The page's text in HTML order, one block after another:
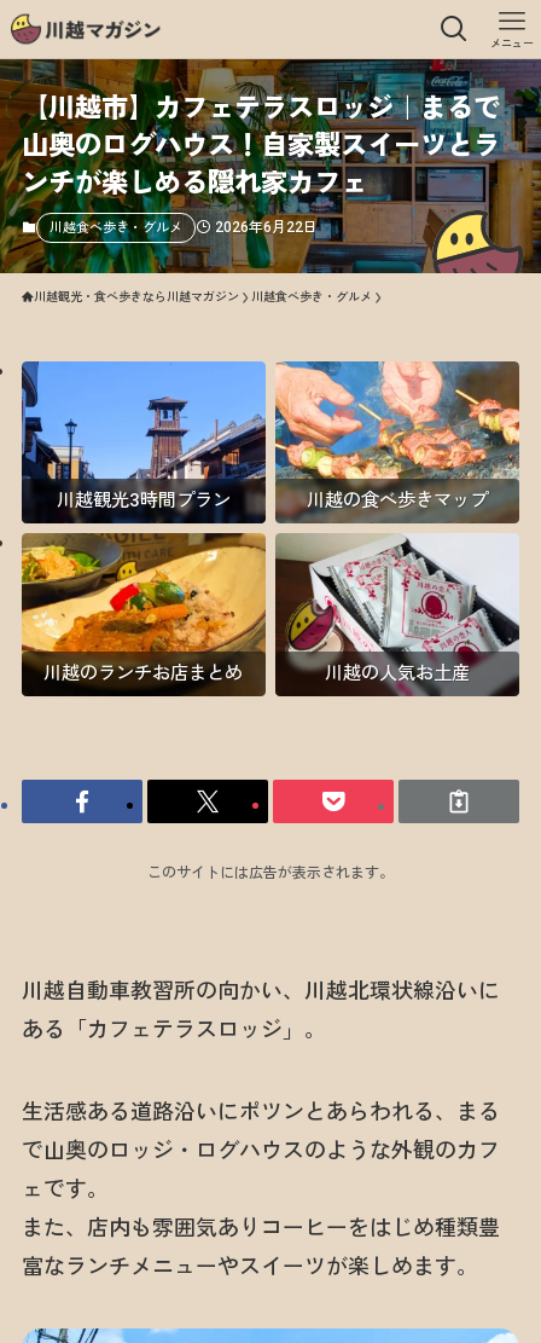
メニュー
【川越市】カフェテラスロッジ｜まるで
山奥のログハウス！自家製スイーツとラ
ンチが楽しめる隠れ家カフェ
川越食べ歩き・グルメ 2026年6月22日
川越観光・食べ歩きなら川越マガジン 川越食べ歩き・グルメ
川越観光3時間プラン 川越の食べ歩きマップ
川越のランチお店まとめ 川越の人気お土産
このサイトには広告が表示されます。
川越自動車教習所の向かい、川越北環状線沿いに
ある「カフェテラスロッジ」。
生活感ある道路沿いにポツンとあらわれる、まる
で山奥のロッジ・ログハウスのような外観のカフ
ェです。
また、店内も雰囲気ありコーヒーをはじめ種類豊
富なランチメニューやスイーツが楽しめます。